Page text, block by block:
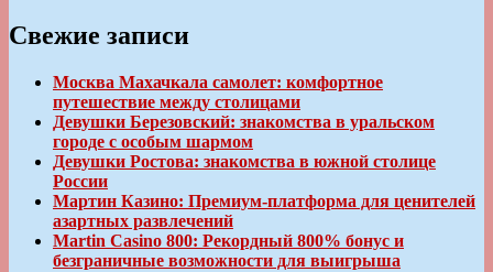
Свежие записи
Москва Махачкала самолет: комфортное
путешествие между столицами
Девушки Березовский: знакомства в уральском
городе с особым шармом
Девушки Ростова: знакомства в южной столице
России
Мартин Казино: Премиум-платформа для ценителей
азартных развлечений
Martin Casino 800: Рекордный 800% бонус и
безграничные возможности для выигрыша